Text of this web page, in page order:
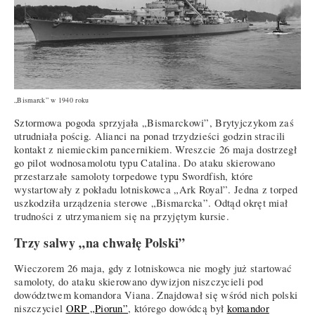
„Bismarck” w 1940 roku
Sztormowa pogoda sprzyjała „Bismarckowi”, Brytyjczykom zaś
utrudniała pościg. Alianci na ponad trzydzieści godzin stracili
kontakt z niemieckim pancernikiem. Wreszcie 26 maja dostrzegł
go pilot wodnosamolotu typu Catalina. Do ataku skierowano
przestarzałe samoloty torpedowe typu Swordfish, które
wystartowały z pokładu lotniskowca „Ark Royal”. Jedna z torped
uszkodziła urządzenia sterowe „Bismarcka”. Odtąd okręt miał
trudności z utrzymaniem się na przyjętym kursie.
Trzy salwy „na chwałę Polski”
Wieczorem 26 maja, gdy z lotniskowca nie mogły już startować
samoloty, do ataku skierowano dywizjon niszczycieli pod
dowództwem komandora Viana. Znajdował się wśród nich polski
niszczyciel ORP „Piorun”, którego dowódcą był komandor